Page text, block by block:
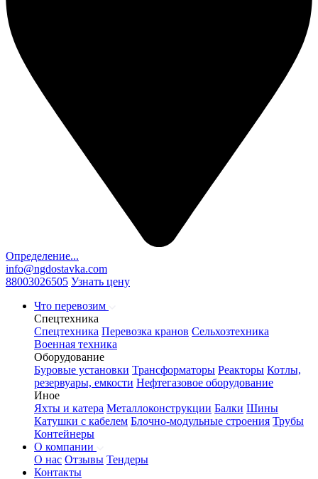
Определение...
info@ngdostavka.com
88003026505 Узнать цену
Что перевозим
Спецтехника
Спецтехника Перевозка кранов Сельхозтехника
Военная техника
Оборудование
Буровые установки Трансформаторы Реакторы Котлы,
резервуары, емкости Нефтегазовое оборудование
Иное
Яхты и катера Металлоконструкции Балки Шины
Катушки с кабелем Блочно-модульные строения Трубы
Контейнеры
О компании
О нас Отзывы Тендеры
Контакты